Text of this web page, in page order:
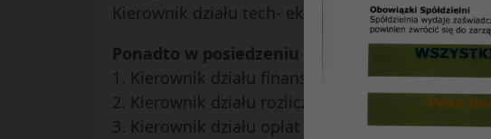
Kierownik działu tech- ekspl. Pełnomocnik
Ponadto w posiedzeniu uczestniczyli
1. Kierownik działu finansowego – zastępca
2. Kierownik działu rozliczeń wkładów,
3. Kierownik działu opłat i windykacji należności